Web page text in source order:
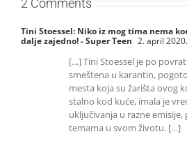
2 Comments
Tini Stoessel: Niko iz mog tima nema
dalje zajedno! - Super Teen 2. april
[…] Tini Stoessel je po
smeštena u karantin,
mesta koja su žarišta ovog
stalno kod kuće, imala je
uključivanja u razne
temama u svom životu. […]